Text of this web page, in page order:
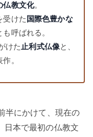
仏教文化。
けた 国際色豊かな
呼ばれる。
けた 止利式仏像と、
。
半にかけて、現在の
日本で最初の仏教文